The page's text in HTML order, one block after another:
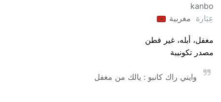
kanbo
عِبَارة مغربية
مغفل، أبله، غير فطن
مصدر تكونيبة
وايني راك كانبو : يالك من مغفل